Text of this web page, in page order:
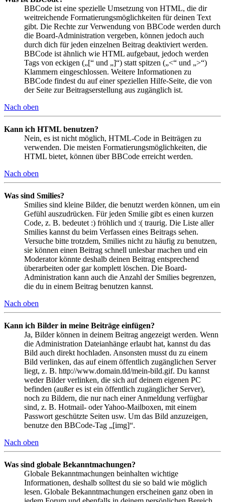
BBCode ist eine spezielle Umsetzung von HTML, die dir
weitreichende Formatierungsmöglichkeiten für deinen Text
gibt. Die Rechte zur Verwendung von BBCode werden durch
die Board-Administration vergeben, können jedoch auch
durch dich für jeden einzelnen Beitrag deaktiviert werden.
BBCode ist ähnlich wie HTML aufgebaut, jedoch werden
Tags von eckigen („[“ und „]“) statt spitzen („<“ und „>“)
Klammern eingeschlossen. Weitere Informationen zu
BBCode findest du auf einer speziellen Hilfe-Seite, die von
der Seite zur Beitragserstellung aus zugänglich ist.
Nach oben
Kann ich HTML benutzen?
Nein, es ist nicht möglich, HTML-Code in Beiträgen zu
verwenden. Die meisten Formatierungsmöglichkeiten, die
HTML bietet, können über BBCode erreicht werden.
Nach oben
Was sind Smilies?
Smilies sind kleine Bilder, die benutzt werden können, um ein
Gefühl auszudrücken. Für jeden Smilie gibt es einen kurzen
Code, z. B. bedeutet :) fröhlich und :( traurig. Die Liste aller
Smilies kannst du beim Verfassen eines Beitrags sehen.
Versuche bitte trotzdem, Smilies nicht zu häufig zu benutzen,
sie können einen Beitrag schnell unlesbar machen und ein
Moderator könnte deshalb deinen Beitrag entsprechend
überarbeiten oder gar komplett löschen. Die Board-
Administration kann auch die Anzahl der Smilies begrenzen,
die du in einem Beitrag benutzen kannst.
Nach oben
Kann ich Bilder in meine Beiträge einfügen?
Ja, Bilder können in deinem Beitrag angezeigt werden. Wenn
die Administration Dateianhänge erlaubt hat, kannst du das
Bild auch direkt hochladen. Ansonsten musst du zu einem
Bild verlinken, das auf einem öffentlich zugänglichen Server
liegt, z. B. http://www.domain.tld/mein-bild.gif. Du kannst
weder Bilder verlinken, die sich auf deinem eigenen PC
befinden (außer es ist ein öffentlich zugänglicher Server),
noch zu Bildern, die nur nach einer Anmeldung verfügbar
sind, z. B. Hotmail- oder Yahoo-Mailboxen, mit einem
Passwort geschützte Seiten usw. Um das Bild anzuzeigen,
benutze den BBCode-Tag „[img]“.
Nach oben
Was sind globale Bekanntmachungen?
Globale Bekanntmachungen beinhalten wichtige
Informationen, deshalb solltest du sie so bald wie möglich
lesen. Globale Bekanntmachungen erscheinen ganz oben in